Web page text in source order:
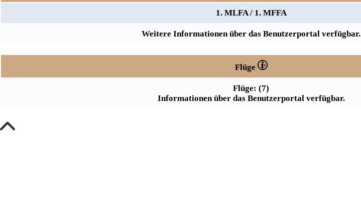
1. MLFA / 1. MFFA
Weitere Informationen über das Benutzerportal verfügbar.
Flüge
Flüge: (7)
Informationen über das Benutzerportal verfügbar.